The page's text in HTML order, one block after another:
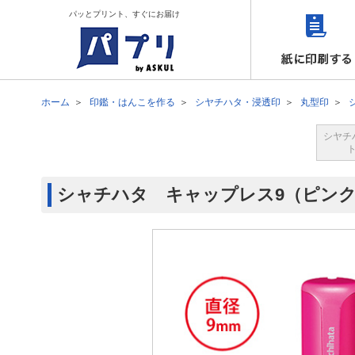
パッとプリント、すぐにお届け
ホーム 印鑑・はんこを作る シヤチハタ・浸透印 丸型印
シヤチ
シャチハタ キャップレス9（ピン